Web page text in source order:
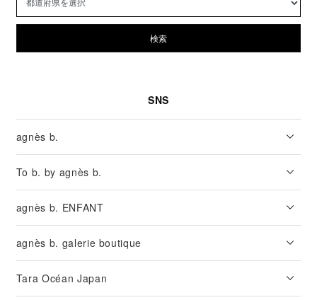
検索
SNS
agnès b.
To b. by agnès b.
agnès b. ENFANT
agnès b. galerie boutique
Tara Océan Japan